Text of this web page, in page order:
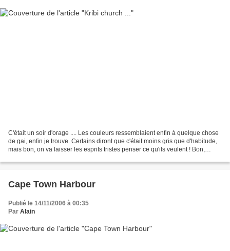
C'était un soir d'orage .... Les couleurs ressemblaient enfin à quelque chose
de gai, enfin je trouve. Certains diront que c'était moins gris que d'habitude,
mais bon, on va laisser les esprits tristes penser ce qu'ils veulent ! Bon,
Cape Town Harbour
Publié le 14/11/2006 à 00:35
Par Alain